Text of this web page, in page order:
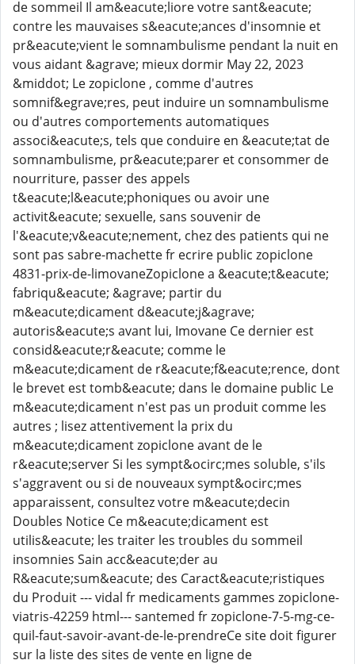
de sommeil Il am&eacute;liore votre sant&eacute;
contre les mauvaises s&eacute;ances d'insomnie et
pr&eacute;vient le somnambulisme pendant la nuit en
vous aidant &agrave; mieux dormir May 22, 2023
&middot; Le zopiclone , comme d'autres
somnif&egrave;res, peut induire un somnambulisme
ou d'autres comportements automatiques
associ&eacute;s, tels que conduire en &eacute;tat de
somnambulisme, pr&eacute;parer et consommer de
nourriture, passer des appels
t&eacute;l&eacute;phoniques ou avoir une
activit&eacute; sexuelle, sans souvenir de
l'&eacute;v&eacute;nement, chez des patients qui ne
sont pas sabre-machette fr ecrire public zopiclone
4831-prix-de-limovaneZopiclone a &eacute;t&eacute;
fabriqu&eacute; &agrave; partir du
m&eacute;dicament d&eacute;j&agrave;
autoris&eacute;s avant lui, Imovane Ce dernier est
consid&eacute;r&eacute; comme le
m&eacute;dicament de r&eacute;f&eacute;rence, dont
le brevet est tomb&eacute; dans le domaine public Le
m&eacute;dicament n'est pas un produit comme les
autres ; lisez attentivement la prix du
m&eacute;dicament zopiclone avant de le
r&eacute;server Si les sympt&ocirc;mes soluble, s'ils
s'aggravent ou si de nouveaux sympt&ocirc;mes
apparaissent, consultez votre m&eacute;decin
Doubles Notice Ce m&eacute;dicament est
utilis&eacute; les traiter les troubles du sommeil
insomnies Sain acc&eacute;der au
R&eacute;sum&eacute; des Caract&eacute;ristiques
du Produit --- vidal fr medicaments gammes zopiclone-
viatris-42259 html--- santemed fr zopiclone-7-5-mg-ce-
quil-faut-savoir-avant-de-le-prendreCe site doit figurer
sur la liste des sites de vente en ligne de